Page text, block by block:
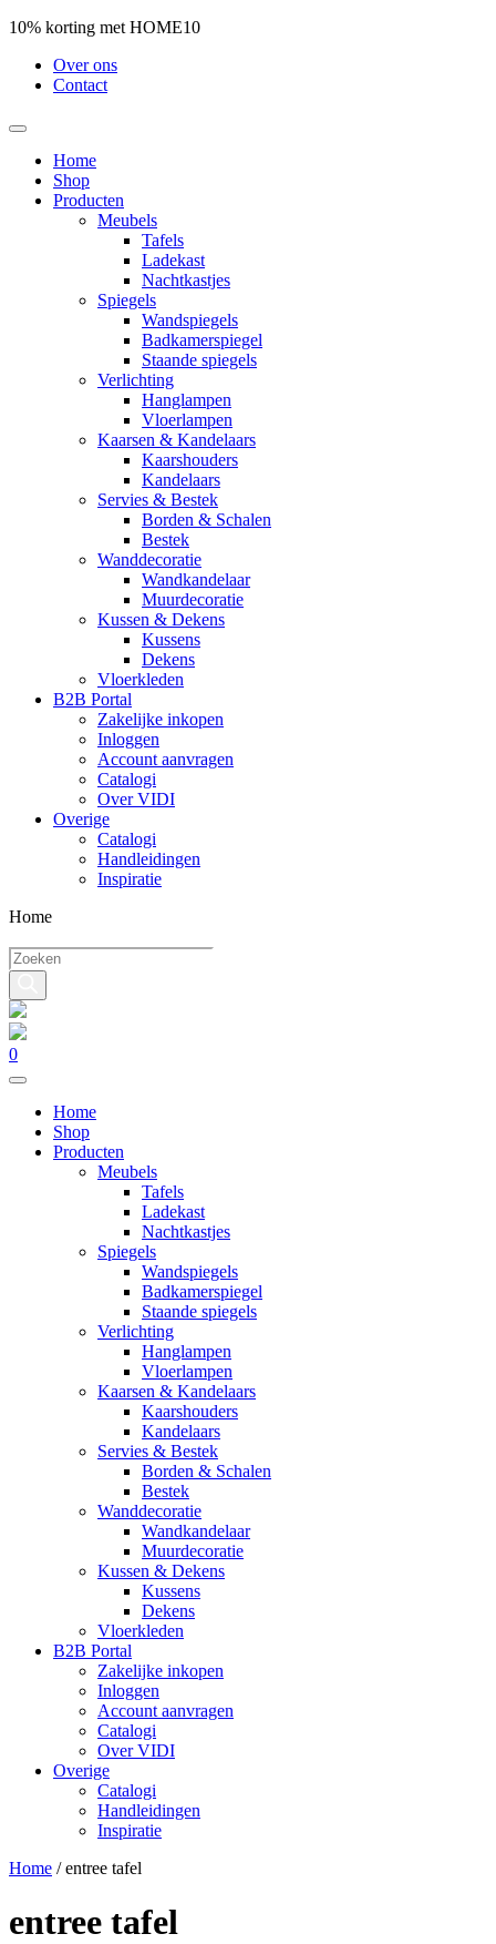
10% korting met HOME10
Over ons
Contact
Home
Shop
Producten
Meubels
Tafels
Ladekast
Nachtkastjes
Spiegels
Wandspiegels
Badkamerspiegel
Staande spiegels
Verlichting
Hanglampen
Vloerlampen
Kaarsen & Kandelaars
Kaarshouders
Kandelaars
Servies & Bestek
Borden & Schalen
Bestek
Wanddecoratie
Wandkandelaar
Muurdecoratie
Kussen & Dekens
Kussens
Dekens
Vloerkleden
B2B Portal
Zakelijke inkopen
Inloggen
Account aanvragen
Catalogi
Over VIDI
Overige
Catalogi
Handleidingen
Inspiratie
Home
Producten
zoeken
0
Home
Shop
Producten
Meubels
Tafels
Ladekast
Nachtkastjes
Spiegels
Wandspiegels
Badkamerspiegel
Staande spiegels
Verlichting
Hanglampen
Vloerlampen
Kaarsen & Kandelaars
Kaarshouders
Kandelaars
Servies & Bestek
Borden & Schalen
Bestek
Wanddecoratie
Wandkandelaar
Muurdecoratie
Kussen & Dekens
Kussens
Dekens
Vloerkleden
B2B Portal
Zakelijke inkopen
Inloggen
Account aanvragen
Catalogi
Over VIDI
Overige
Catalogi
Handleidingen
Inspiratie
Home /entree tafel
entree tafel